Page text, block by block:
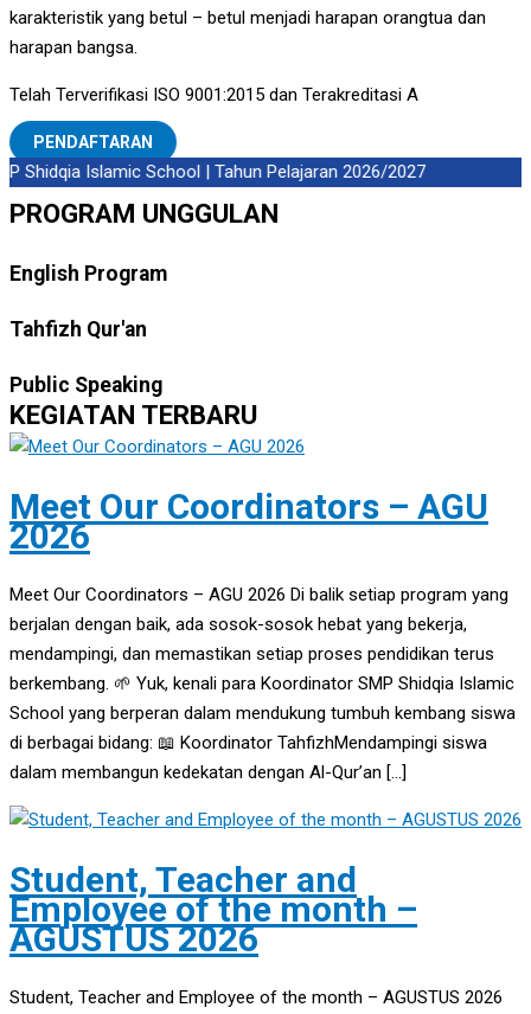
karakteristik yang betul – betul menjadi harapan orangtua dan
harapan bangsa.
Telah Terverifikasi ISO 9001:2015 dan Terakreditasi A
PENDAFTARAN
Shidqia Islamic School | Tahun Pelajaran 2026/2027
PROGRAM UNGGULAN
English Program
Tahfizh Qur'an
Public Speaking
KEGIATAN TERBARU
Meet Our Coordinators – AGU
2026
Meet Our Coordinators – AGU 2026 Di balik setiap program yang
berjalan dengan baik, ada sosok-sosok hebat yang bekerja,
mendampingi, dan memastikan setiap proses pendidikan terus
berkembang. 🌱 Yuk, kenali para Koordinator SMP Shidqia Islamic
School yang berperan dalam mendukung tumbuh kembang siswa
di berbagai bidang: 📖 Koordinator TahfizhMendampingi siswa
dalam membangun kedekatan dengan Al-Qur’an […]
Student, Teacher and
Employee of the month –
AGUSTUS 2026
Student, Teacher and Employee of the month – AGUSTUS 2026